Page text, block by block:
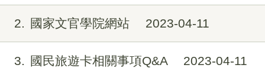
2 國家文官學院網站 2023-04-11
3 國民旅遊卡相關事項Q&A 2023-04-11